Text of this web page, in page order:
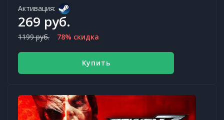
Активация:
269 руб.
1199 руб. 78% скидка
Купить